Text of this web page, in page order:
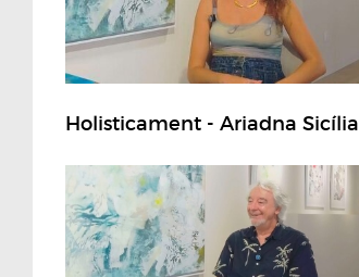
Holisticament - Ariadna Sicília